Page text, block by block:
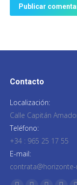
Publicar
Contacto
Localización:
Calle Capitán
Teléfono:
+34 : 965 25 17 55
E-mail: